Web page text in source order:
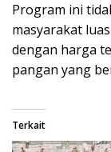
Program ini
masyarakat
dengan harga
pangan yang
Terkait